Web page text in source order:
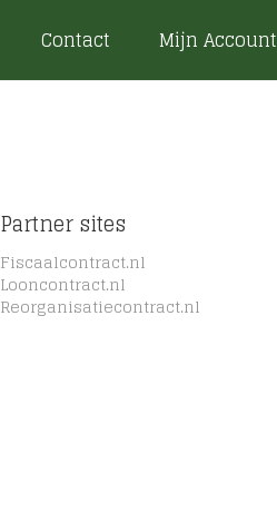
Contact Mijn Account
Partner sites
Fiscaalcontract.nl
Looncontract.nl
Reorganisatiecontract.nl